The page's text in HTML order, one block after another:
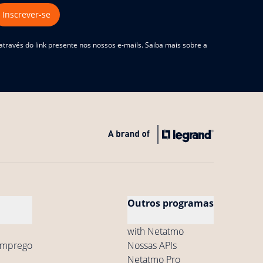
Inscrever-se
do link presente nos nossos e-mails. Saiba mais sobre a
Outros programas
with Netatmo
Nossas APIs
Netatmo Pro